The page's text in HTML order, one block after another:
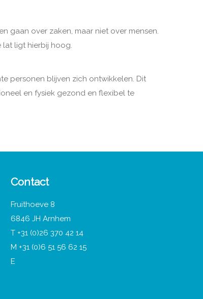
gaan over zaken, maar niet over mensen.
lat ligt hierbij hoog.
personen blijven zich ontwikkelen. Dit
en fysiek gezond en flexibel te
Contact
Fruithoeve 8
6846 JH Arnhem
T +31 (0)26 370 42 14
M +31 (0)6 51 56 62 15
E